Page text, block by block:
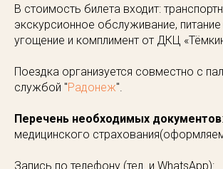
В стоимость билета входит:
экскурсионное обслуживание,
угощение и комплимент от ДКЦ
Поездка организуется совместно с
службой "Радонеж".
Перечень необходимых документов
медицинского
Запись по телефону (тел. и WhatsApp):